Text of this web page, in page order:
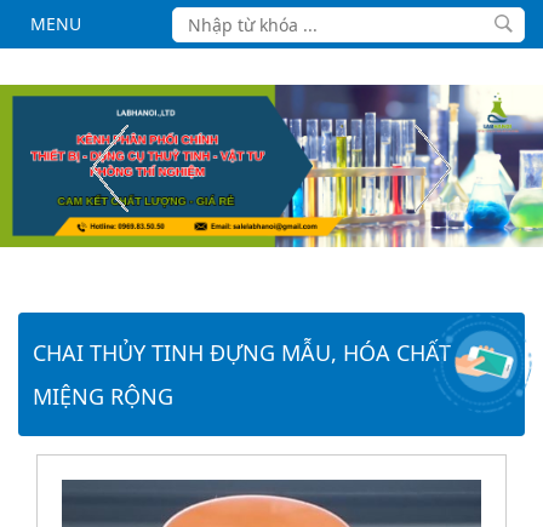
MENU
CHAI THỦY TINH ĐỰNG MẪU, HÓA CHẤT
MIỆNG RỘNG